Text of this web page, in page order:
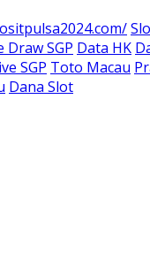
Draw SGP Data HK
SGP Toto Macau
Dana Slot